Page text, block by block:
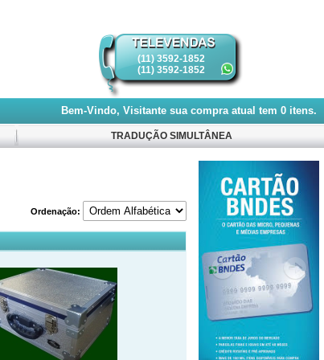
(11) 3592-1852
(11) 3592-1852
Bem-Vindo, Visitante sua compra atual tem 0 itens.
TRADUÇÃO SIMULTÂNEA
Ordenação: